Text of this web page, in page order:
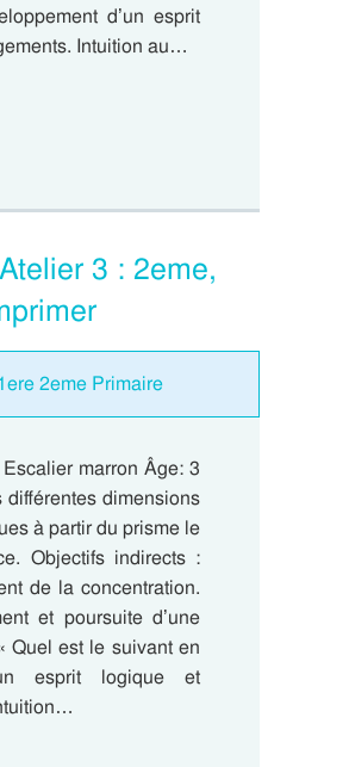
d’un esprit
Intuition au…
3 : 2eme,
2eme Primaire
marron Âge: 3
dimensions
à partir du prisme le
Objectifs indirects :
de la concentration.
et poursuite d’une
Quel est le suivant en
esprit logique et